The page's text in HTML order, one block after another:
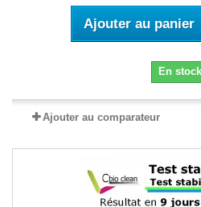
Ajouter au panier
En stock
Ajouter au comparateur